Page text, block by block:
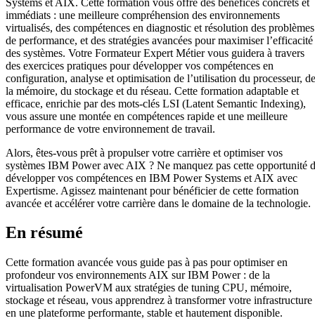
immédiats : une meilleure compréhension des environnements
virtualisés, des compétences en diagnostic et résolution des problèmes
de performance, et des stratégies avancées pour maximiser l’efficacité
des systèmes. Votre Formateur Expert Métier vous guidera à travers
des exercices pratiques pour développer vos compétences en
configuration, analyse et optimisation de l’utilisation du processeur, de
la mémoire, du stockage et du réseau. Cette formation adaptable et
efficace, enrichie par des mots-clés LSI (Latent Semantic Indexing),
vous assure une montée en compétences rapide et une meilleure
performance de votre environnement de travail.
Alors, êtes-vous prêt à propulser votre carrière et optimiser vos
systèmes IBM Power avec AIX ? Ne manquez pas cette opportunité
développer vos compétences en IBM Power Systems et AIX avec
Expertisme. Agissez maintenant pour bénéficier de cette formation
avancée et accélérer votre carrière dans le domaine de la technologie.
En résumé
Cette formation avancée vous guide pas à pas pour optimiser en
profondeur vos environnements AIX sur IBM Power : de la
virtualisation PowerVM aux stratégies de tuning CPU, mémoire,
stockage et réseau, vous apprendrez à transformer votre infrastructure
en une plateforme performante, stable et hautement disponible.